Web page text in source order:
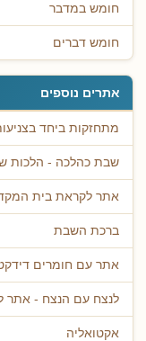
חומש במדבר
חומש דברים
אתרים נוספים
מתחזקות ביחד
שבת כהלכה - הלכות
אתר לקראת בית
ברכת השבת
אתר עם חומרים
לנצח עם הנצח - אתר
אקטואליה